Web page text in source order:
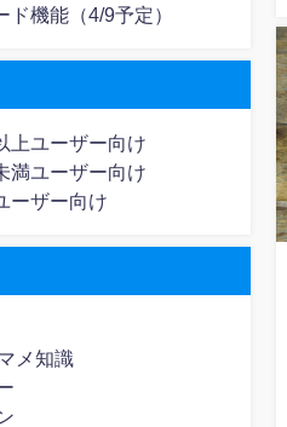
ド機能（4/9予定）
上ユーザー向け
満ユーザー向け
ーザー向け
メ知識